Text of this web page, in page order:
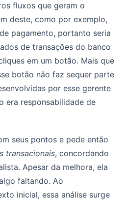
fluxos que geram o
deste, como por exemplo,
pagamento, portanto seria
de transações do banco
em um botão. Mais que
botão não faz sequer parte
por esse gerente
era responsabilidade de
seus pontos e pede então
transacionais, concordando
Apesar da melhora, ela
faltando. Ao
inicial, essa análise surge